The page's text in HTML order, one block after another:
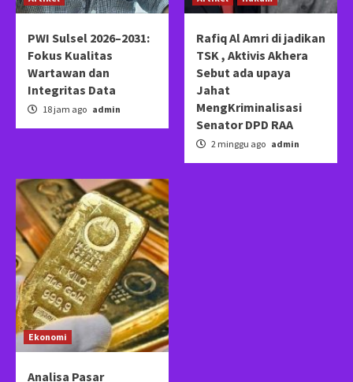
PWI Sulsel 2026–2031:
Fokus Kualitas
Wartawan dan
Integritas Data
18 jam ago admin
Rafiq Al Amri di jadikan
TSK , Aktivis Akhera
Sebut ada upaya
Jahat
MengKriminalisasi
Senator DPD RAA
2 minggu ago admin
Ekonomi
Analisa Pasar